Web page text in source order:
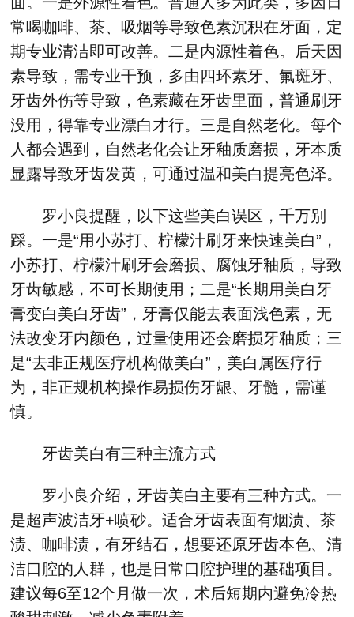
常喝咖啡、茶、吸烟等导致色素沉积在牙面，定
期专业清洁即可改善。二是内源性着色。后天因
素导致，需专业干预，多由四环素牙、氟斑牙、
牙齿外伤等导致，色素藏在牙齿里面，普通刷牙
没用，得靠专业漂白才行。三是自然老化。每个
人都会遇到，自然老化会让牙釉质磨损，牙本质
显露导致牙齿发黄，可通过温和美白提亮色泽。
罗小良提醒，以下这些美白误区，千万别
踩。一是“用小苏打、柠檬汁刷牙来快速美白”，
小苏打、柠檬汁刷牙会磨损、腐蚀牙釉质，导致
牙齿敏感，不可长期使用；二是“长期用美白牙
膏变白美白牙齿”，牙膏仅能去表面浅色素，无
法改变牙内颜色，过量使用还会磨损牙釉质；三
是“去非正规医疗机构做美白”，美白属医疗行
为，非正规机构操作易损伤牙龈、牙髓，需谨
慎。
牙齿美白有三种主流方式
罗小良介绍，牙齿美白主要有三种方式。一
是超声波洁牙+喷砂。适合牙齿表面有烟渍、茶
渍、咖啡渍，有牙结石，想要还原牙齿本色、清
洁口腔的人群，也是日常口腔护理的基础项目。
建议每6至12个月做一次，术后短期内避免冷热